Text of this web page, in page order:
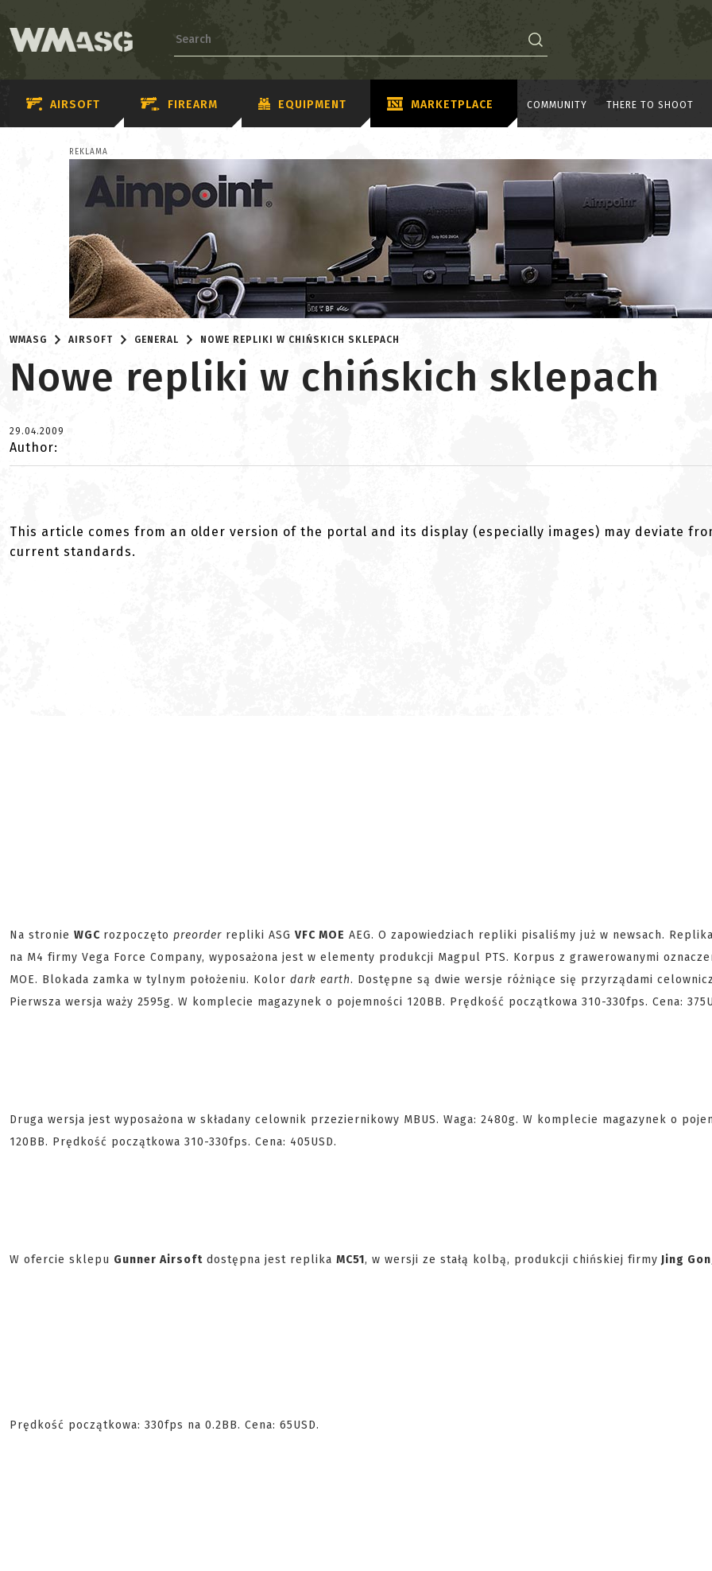
AIRSOFT FIREARM EQUIPMENT MARKETPLACE COMMUNITY THERE TO SHOOT
REKLAMA
WMASG AIRSOFT GENERAL NOWE REPLIKI W CHIŃSKICH SKLEPACH
Nowe repliki w chińskich sklepach
29.04.2009
Author:
This article comes from an older version of the portal and its display (especially images) may deviate
current standards.
Na stronie WGC rozpoczęto preorder repliki ASG VFC MOE AEG. O zapowiedziach repliki pisaliśmy już w newsach.
na M4 firmy Vega Force Company, wyposażona jest w elementy produkcji Magpul PTS. Korpus z grawerowanymi
MOE. Blokada zamka w tylnym położeniu. Kolor dark earth. Dostępne są dwie wersje różniące się przyrządami
Pierwsza wersja waży 2595g. W komplecie magazynek o pojemności 120BB. Prędkość początkowa 310-330fps. Cena:
Druga wersja jest wyposażona w składany celownik przeziernikowy MBUS. Waga: 2480g. W komplecie magazynek o
120BB. Prędkość początkowa 310-330fps. Cena: 405USD.
W ofercie sklepu Gunner Airsoft dostępna jest replika MC51, w wersji ze stałą kolbą, produkcji chińskiej firmy Jing
Prędkość początkowa: 330fps na 0.2BB. Cena: 65USD.